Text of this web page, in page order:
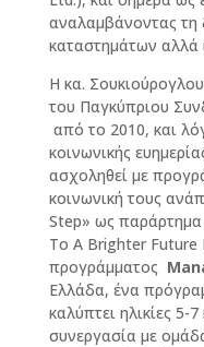
αναλαμβάνοντας τη
καταστημάτων αλλά
Η κα.
του Παγκύπριου
από το 2010, και
κοινωνικής
ασχοληθεί με
κοινωνική τους
Step» ως παράρτημα
To A Brighter Future
προγράμματος
Ελλάδα, ένα
καλύπτει ηλικίες 5-
συνεργασία με